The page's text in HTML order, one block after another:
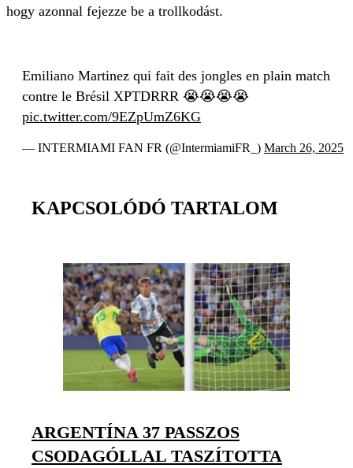
hogy azonnal fejezze be a trollkodást.
Emiliano Martinez qui fait des jongles en plain match
contre le Brésil XPTDRRR 😭😭😭😭
pic.twitter.com/9EZpUmZ6KG
— INTERMIAMI FAN FR (@IntermiamiFR_) March 26, 2025
KAPCSOLÓDÓ TARTALOM
ARGENTÍNA 37 PASSZOS
CSODAGÓLLAL TASZÍTOTTA